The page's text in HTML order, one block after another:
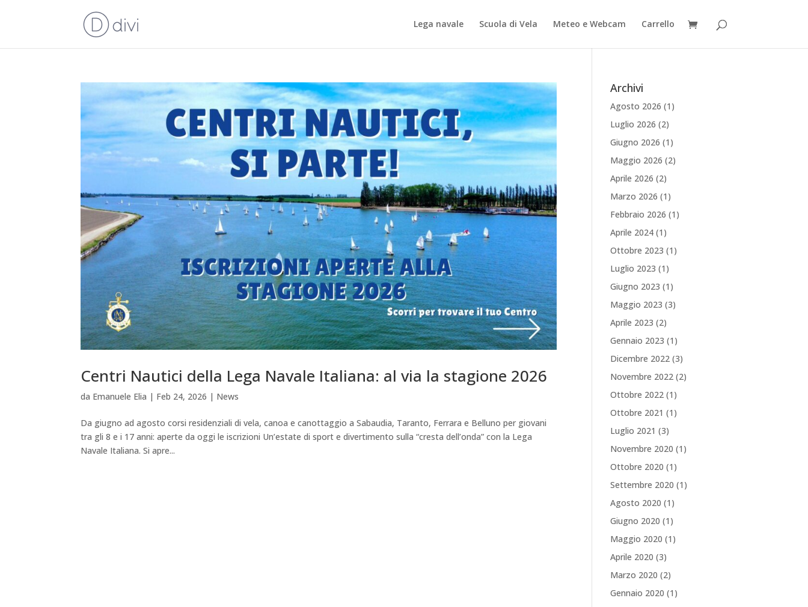
Lega navale Scuola di Vela Meteo e Webcam Carrello
Centri Nautici della Lega Navale Italiana: al via la stagione 2026
da Emanuele Elia | Feb 24, 2026 | News
Da giugno ad agosto corsi residenziali di vela, canoa e canottaggio a Sabaudia, Taranto, Ferrara e Belluno per giovani
tra gli 8 e i 17 anni: aperte da oggi le iscrizioni Un’estate di sport e divertimento sulla “cresta dell’onda” con la Lega
Navale Italiana. Si apre...
Archivi
Agosto 2026 (1)
Luglio 2026 (2)
Giugno 2026 (1)
Maggio 2026 (2)
Aprile 2026 (2)
Marzo 2026 (1)
Febbraio 2026 (1)
Aprile 2024 (1)
Ottobre 2023 (1)
Luglio 2023 (1)
Giugno 2023 (1)
Maggio 2023 (3)
Aprile 2023 (2)
Gennaio 2023 (1)
Dicembre 2022 (3)
Novembre 2022 (2)
Ottobre 2022 (1)
Ottobre 2021 (1)
Luglio 2021 (3)
Novembre 2020 (1)
Ottobre 2020 (1)
Settembre 2020 (1)
Agosto 2020 (1)
Giugno 2020 (1)
Maggio 2020 (1)
Aprile 2020 (3)
Marzo 2020 (2)
Gennaio 2020 (1)